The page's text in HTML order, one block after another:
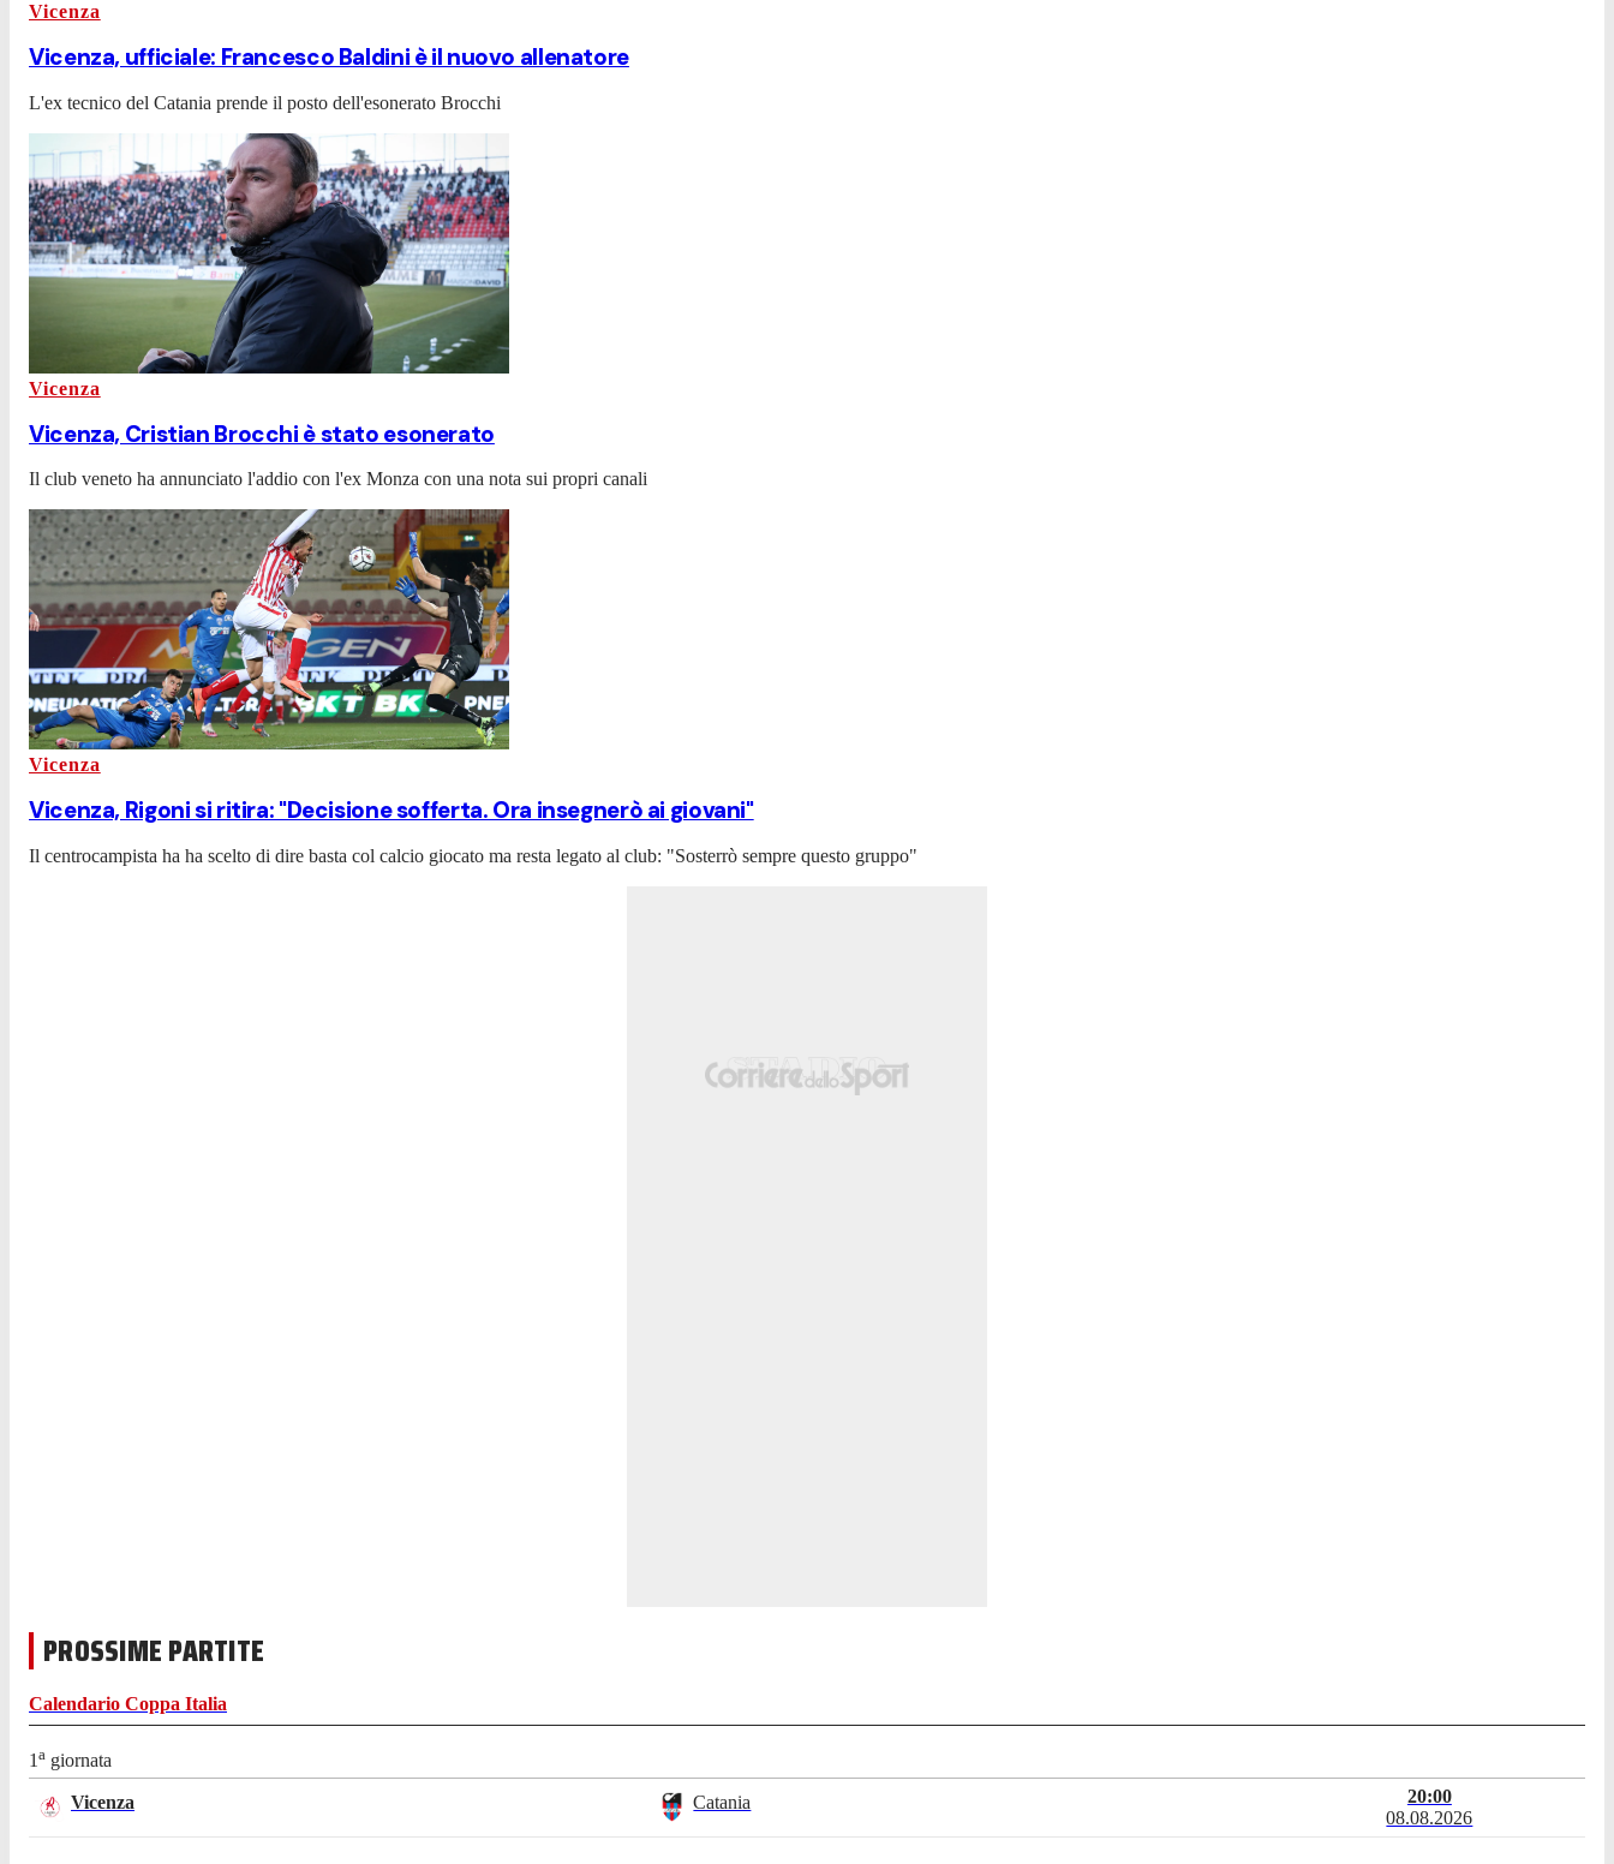
Vicenza
Vicenza, ufficiale: Francesco Baldini è il nuovo allenatore
L'ex tecnico del Catania prende il posto dell'esonerato Brocchi
Vicenza
Vicenza, Cristian Brocchi è stato esonerato
Il club veneto ha annunciato l'addio con l'ex Monza con una nota sui propri canali
Vicenza
Vicenza, Rigoni si ritira: "Decisione sofferta. Ora insegnerò ai giovani"
Il centrocampista ha ha scelto di dire basta col calcio giocato ma resta legato al club: "Sosterrò sempre questo gruppo"
PROSSIME PARTITE
Calendario Coppa Italia
1a giornata
Vicenza Catania
20:00
08.08.2026